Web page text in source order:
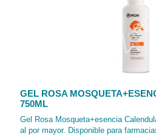
GEL ROSA
750ML
Gel Rosa Mosqueta+esencia
al por mayor. Disponible para